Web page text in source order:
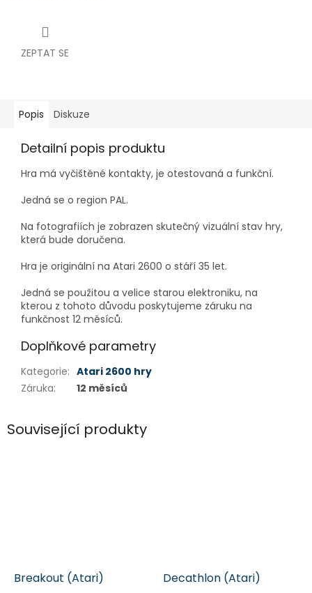
ZEPTAT SE
Popis Diskuze
Detailní popis produktu
Hra má vyčištěné kontakty, je otestovaná a funkční.
Jedná se o region PAL.
Na fotografiích je zobrazen skutečný vizuální stav hry,
která bude doručena.
Hra je originální na Atari 2600 o stáří 35 let.
Jedná se použitou a velice starou elektroniku, na
kterou z tohoto důvodu poskytujeme záruku na
funkčnost 12 měsíců.
Doplňkové parametry
Kategorie: Atari 2600 hry
Záruka: 12 měsíců
Související produkty
Breakout (Atari) Decathlon (Atari)